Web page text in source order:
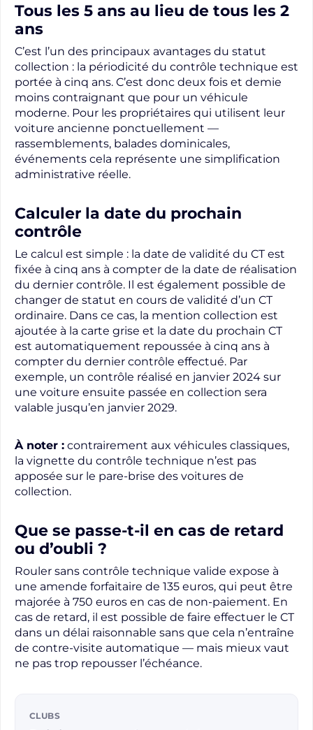
Tous les 5 ans au lieu de tous les 2
ans
C’est l’un des principaux avantages du statut
collection : la périodicité du contrôle technique est
portée à cinq ans. C’est donc deux fois et demie
moins contraignant que pour un véhicule
moderne. Pour les propriétaires qui utilisent leur
voiture ancienne ponctuellement —
rassemblements, balades dominicales,
événements cela représente une simplification
administrative réelle.
Calculer la date du prochain
contrôle
Le calcul est simple : la date de validité du CT est
fixée à cinq ans à compter de la date de réalisation
du dernier contrôle. Il est également possible de
changer de statut en cours de validité d’un CT
ordinaire. Dans ce cas, la mention collection est
ajoutée à la carte grise et la date du prochain CT
est automatiquement repoussée à cinq ans à
compter du dernier contrôle effectué. Par
exemple, un contrôle réalisé en janvier 2024 sur
une voiture ensuite passée en collection sera
valable jusqu’en janvier 2029.
À noter : contrairement aux véhicules classiques,
la vignette du contrôle technique n’est pas
apposée sur le pare-brise des voitures de
collection.
Que se passe-t-il en cas de retard
ou d’oubli ?
Rouler sans contrôle technique valide expose à
une amende forfaitaire de 135 euros, qui peut être
majorée à 750 euros en cas de non-paiement. En
cas de retard, il est possible de faire effectuer le CT
dans un délai raisonnable sans que cela n’entraîne
de contre-visite automatique — mais mieux vaut
ne pas trop repousser l’échéance.
CLUBS